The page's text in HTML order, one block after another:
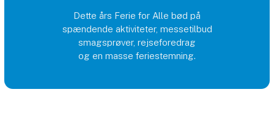
Dette års Ferie for Alle bød på
spændende aktiviteter, messetilbud
smagsprøver, rejseforedrag
og en masse feriestemning.